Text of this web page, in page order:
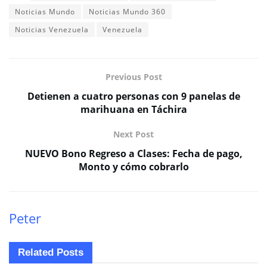
Noticias Mundo
Noticias Mundo 360
Noticias Venezuela
Venezuela
Previous Post
Detienen a cuatro personas con 9 panelas de
marihuana en Táchira
Next Post
NUEVO Bono Regreso a Clases: Fecha de pago,
Monto y cómo cobrarlo
Peter
Related Posts
NACIONALES